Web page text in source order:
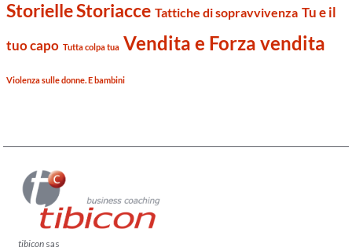
Storielle Storiacce Tattiche di sopravvivenza Tu e il
tuo capo Tutta colpa tua Vendita e Forza vendita
Violenza sulle donne. E bambini
tibicon sas